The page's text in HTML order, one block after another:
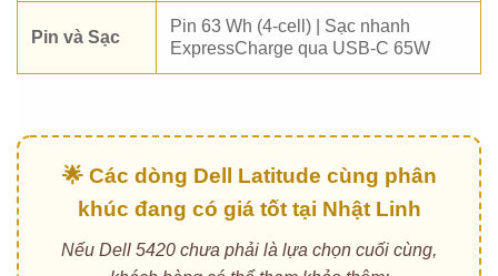
Pin và Sạc
Pin 63 Wh (4-cell) | Sạc nhanh
ExpressCharge qua USB-C 65W
🌟 Các dòng Dell Latitude cùng phân
khúc đang có giá tốt tại Nhật Linh
Nếu Dell 5420 chưa phải là lựa chọn cuối cùng,